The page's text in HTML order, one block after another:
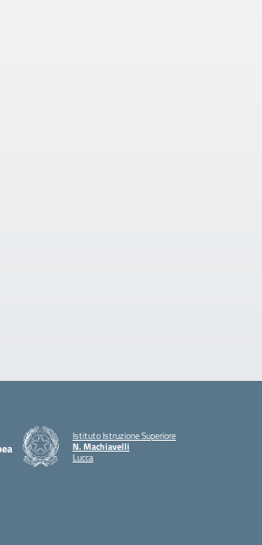
Istituto Istruzione Superiore
N. Machiavelli
Lucca